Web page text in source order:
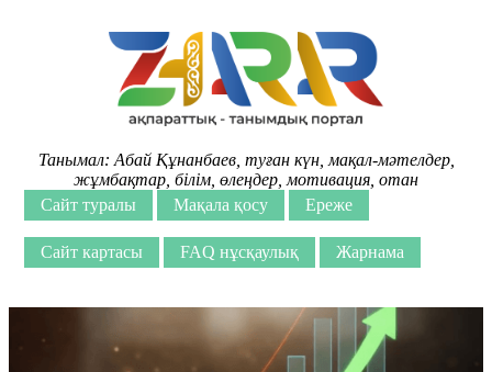
Танымал: Абай Құнанбаев, туған күн, мақал-мәтелдер,
жұмбақтар білім өлеңдер мотивация отан
Сайт туралы
Мақала қосу Ереже
Сайт картасы FAQ нұсқаулық Жарнама